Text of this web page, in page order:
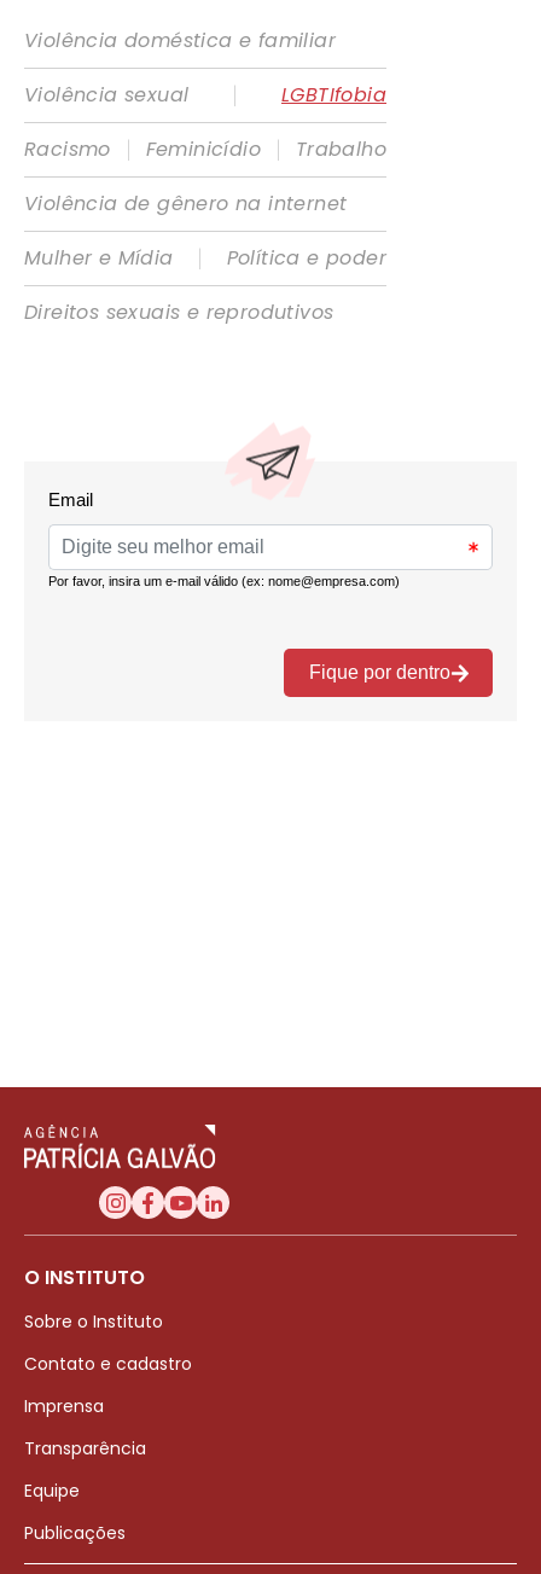
Violência doméstica e familiar
Violência sexual
|
LGBTIfobia
Racismo
| Feminicídio |
Trabalho
Violência de gênero na internet
Mulher e Mídia
|
Política e poder
Direitos sexuais e reprodutivos
O INSTITUTO
Sobre o Instituto
Contato e cadastro
Imprensa
Transparência
Equipe
Publicações